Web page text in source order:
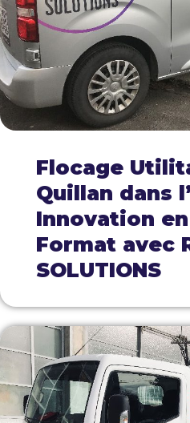
Flocage
Quillan dans
Innovation
Format avec
SOLUTIONS